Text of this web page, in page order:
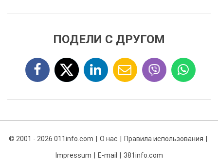
ПОДЕЛИ С ДРУГОМ
© 2001 - 2026 011info.com О нас Правила использования
Impressum E-mail 381info.com